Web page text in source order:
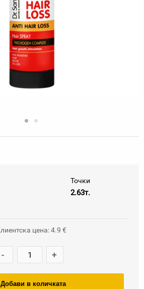
Точки
2.63т.
цена: 4.9 €
- +
Добави в количката